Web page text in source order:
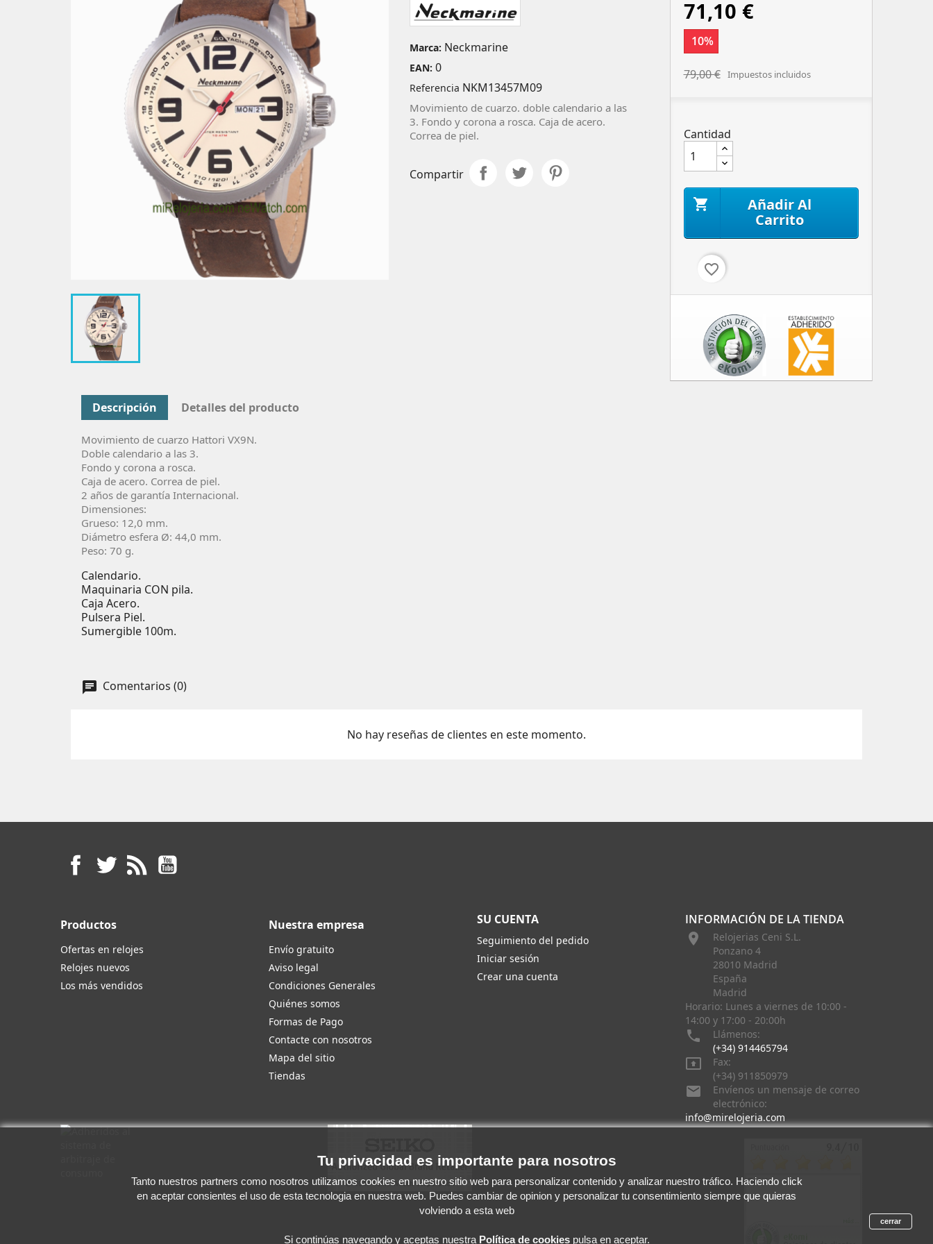
Marca: Neckmarine
EAN: 0
Referencia NKM13457M09
Movimiento de cuarzo. doble calendario a las
3. Fondo y corona a rosca. Caja de acero.
Correa de piel.
Compartir
71,10 €
10%
79,00 € Impuestos incluidos
Cantidad

Añadir Al
Carrito
favorite_border
Descripción Detalles del producto
Movimiento de cuarzo Hattori VX9N.
Doble calendario a las 3.
Fondo y corona a rosca.
Caja de acero. Correa de piel.
2 años de garantí­a Internacional.
Dimensiones:
Grueso: 12,0 mm.
Diámetro esfera Ø: 44,0 mm.
Peso: 70 g.
Calendario.
Maquinaria CON pila.
Caja Acero.
Pulsera Piel.
Sumergible 100m.
Comentarios (0)
No hay reseñas de clientes en este momento.
Facebook
Twitter Rss
Productos
Ofertas en relojes
Relojes nuevos
Los más vendidos
Nuestra empresa
Envío gratuito
Aviso legal
Condiciones Generales
Quiénes somos
Formas de Pago
Contacte con nosotros
Mapa del sitio
Tiendas
SU CUENTA
Seguimiento del pedido
Iniciar sesión
Crear una cuenta
INFORMACIÓN DE LA TIENDA

Relojerias Ceni S.L.
Ponzano 4
28010 Madrid
España
Madrid
Horario: Lunes a viernes de 10:00 -
14:00 y 17:00 - 20:00h

Llámenos:
(+34) 914465794

Fax:
(+34) 911850979

Envíenos un mensaje de correo
electrónico:
info@mirelojeria.com
Tu privacidad es importante para nosotros
Tanto nuestros partners como nosotros utilizamos cookies en nuestro sitio web para personalizar contenido y analizar nuestro tráfico. Haciendo click
en aceptar consientes el uso de esta tecnologia en nuestra web. Puedes cambiar de opinion y personalizar tu consentimiento siempre que quieras
volviendo a esta web
Si continúas navegando y aceptas nuestra Política de cookiespulsa en aceptar.
cerrar